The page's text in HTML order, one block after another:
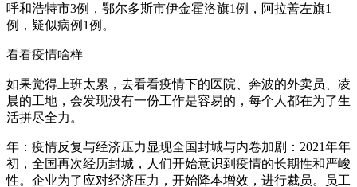
呼和浩特市3例，鄂尔多斯市伊金霍洛旗1例，阿拉善左旗1
例，疑似病例1例。
看看疫情啥样
如果觉得上班太累，去看看疫情下的医院、奔波的外卖员、凌
晨的工地，会发现没有一份工作是容易的，每个人都在为了生
活拼尽全力。
年：疫情反复与经济压力显现全国封城与内卷加剧：2021年年
初，全国再次经历封城，人们开始意识到疫情的长期性和严峻
性。企业为了应对经济压力，开始降本增效，进行裁员。员工